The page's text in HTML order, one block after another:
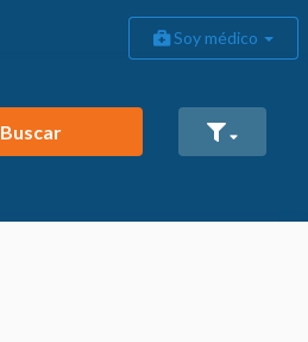
Soy médico
Buscar